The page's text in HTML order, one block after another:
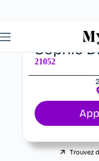
Votre
Sophie
21052
Trouvez